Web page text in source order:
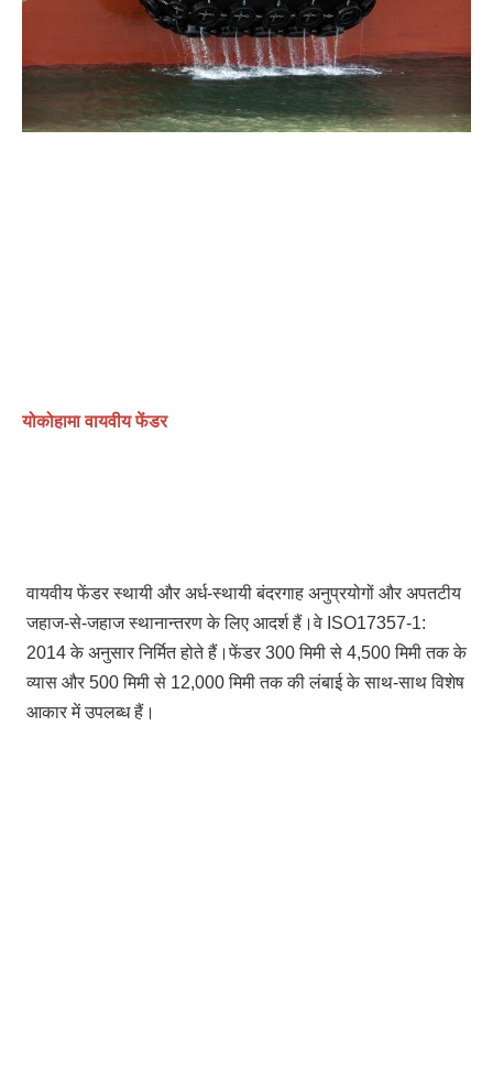
योकोहामा वायवीय फेंडर
वायवीय फेंडर स्थायी और अर्ध-स्थायी बंदरगाह अनुप्रयोगों और अपतटीय
जहाज-से-जहाज स्थानान्तरण के लिए आदर्श हैं।वे ISO17357-1:
2014 के अनुसार निर्मित होते हैं।फेंडर 300 मिमी से 4,500 मिमी तक के
व्यास और 500 मिमी से 12,000 मिमी तक की लंबाई के साथ-साथ विशेष
आकार में उपलब्ध हैं।